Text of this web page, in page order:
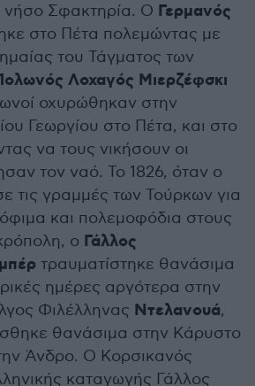
νήσο Σφακτηρία. Ο Γερμανός
στο Πέτα πολεμώντας με
του Τάγματος των
Λοχαγός Μιερζέφσκι
οχυρώθηκαν στην
Γεωργίου στο Πέτα, και στο
να τους νικήσουν οι
τον ναό. Το 1826, όταν ο
τις γραμμές των Τούρκων για
και πολεμοφόδια στους
ο Γάλλος
τραυματίστηκε θανάσιμα
ημέρες αργότερα στην
Φιλέλληνας Ντελανουά,
θανάσιμα στην Κάρυστο
Άνδρο. Ο Κορσικανός
καταγωγής Γάλλος